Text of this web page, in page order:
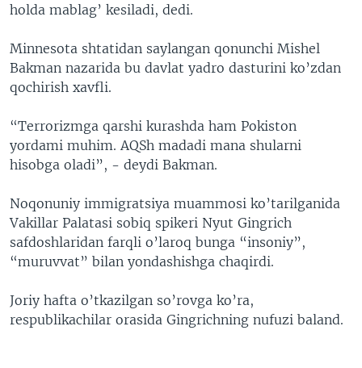
holda mablag’ kesiladi, dedi.
Minnesota shtatidan saylangan qonunchi Mishel
Bakman nazarida bu davlat yadro dasturini ko’zdan
qochirish xavfli.
“Terrorizmga qarshi kurashda ham Pokiston
yordami muhim. AQSh madadi mana shularni
hisobga oladi”, - deydi Bakman.
Noqonuniy immigratsiya muammosi ko’tarilganida
Vakillar Palatasi sobiq spikeri Nyut Gingrich
safdoshlaridan farqli o’laroq bunga “insoniy”,
“muruvvat” bilan yondashishga chaqirdi.
Joriy hafta o’tkazilgan so’rovga ko’ra,
respublikachilar orasida Gingrichning nufuzi baland.